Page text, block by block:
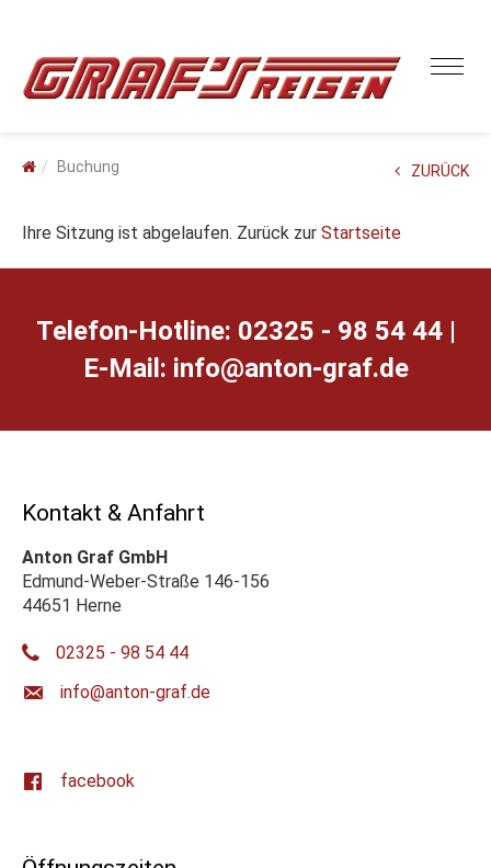
Buchung ZURÜCK
Ihre Sitzung ist abgelaufen. Zurück zur Startseite
Telefon-Hotline: 02325 - 98 54 44 |
E-Mail: ed.farg-notna@ofni
Kontakt & Anfahrt
Anton Graf GmbH
Edmund-Weber-Straße 146-156
44651 Herne
02325 - 98 54 44
ed.farg-notna@ofni
facebook